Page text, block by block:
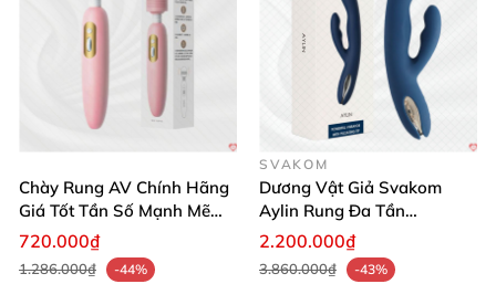
Chày Rung AV Chính Hãng
Giá Tốt Tần Số Mạnh Mẽ
Siêu Bền
720.000₫
1.286.000₫
-44%
SVAKOM
Dương Vật Giả Svakom
Aylin Rung Đa Tần
Massage Sung Sướng
2.200.000₫
3.860.000₫
-43%